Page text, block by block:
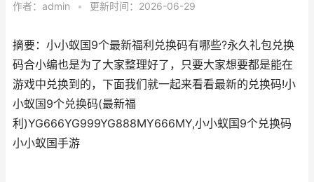
作者： admin • 更新时间：2026-06-29
摘要：小小蚁国9个最新福利兑换码有哪些?永久礼包兑换
码合小编也是为了大家整理好了，只要大家想要都是能在
游戏中兑换到的，下面我们就一起来看看最新的兑换码!小
小蚁国9个兑换码(最新福
利)YG666YG999YG888MY666MY,小小蚁国9个兑换码
小小蚁国手游